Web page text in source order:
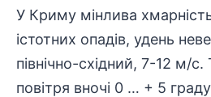
У Криму мінлива
істотних опадів, удень
північно-східний, 7-12 м/
повітря вночі 0 … + 5